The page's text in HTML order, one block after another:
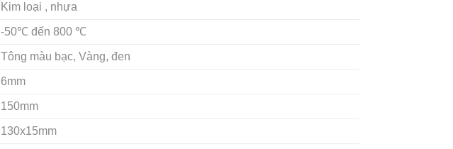
Kim loại , nhựa
-50℃ đến 800 ℃
Tông màu bạc, Vàng, đen
6mm
150mm
130x15mm